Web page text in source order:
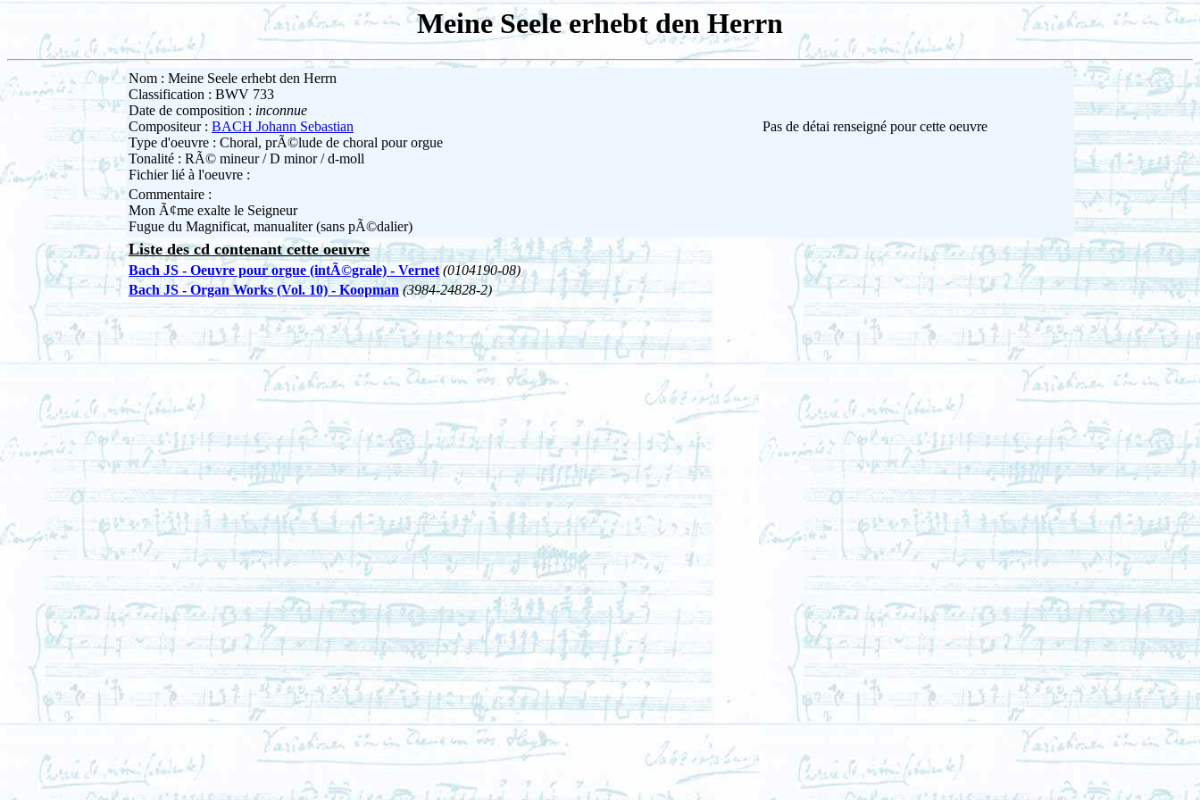
Meine Seele erhebt den Herrn
Nom : Meine Seele erhebt den Herrn
Classification : BWV 733
Date de composition : inconnue
Compositeur : BACH Johann Sebastian
Type d'oeuvre : Choral, prÃ©lude de choral pour orgue
Tonalité : RÃ© mineur / D minor / d-moll
Fichier lié à l'oeuvre :
Pas de détai renseigné pour cette oeuvre
Commentaire :
Mon Ã¢me exalte le Seigneur
Fugue du Magnificat, manualiter (sans pÃ©dalier)
Liste des cd contenant cette oeuvre
Bach JS - Oeuvre pour orgue (intÃ©grale) - Vernet (0104190-08)
Bach JS - Organ Works (Vol. 10) - Koopman (3984-24828-2)